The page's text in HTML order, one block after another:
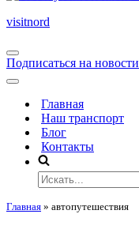
visitnord
Подписаться на новости
Главная
Наш транспорт
Блог
Контакты
Главная » автопутешествия